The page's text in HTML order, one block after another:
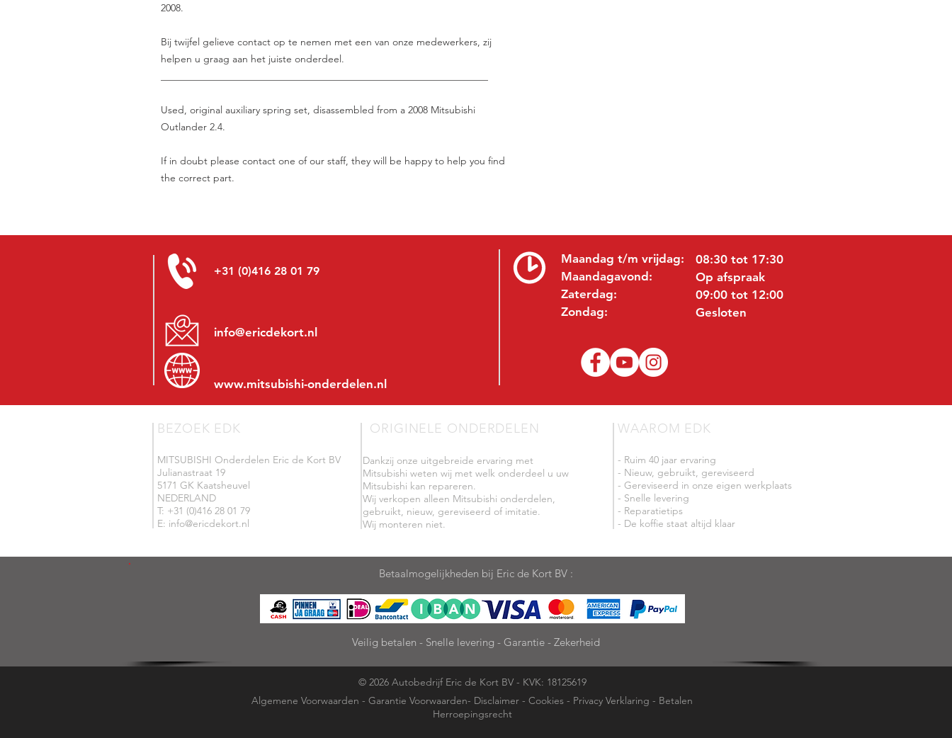
2008.
Bij twijfel gelieve contact op te nemen met een van onze medewerkers, zij
helpen u graag aan het juiste onderdeel.
Used, original auxiliary spring set, disassembled from a 2008 Mitsubishi
Outlander 2.4.
If in doubt please contact one of our staff, they will be happy to help you find
the correct part.
+31 (0)416 28 01 79
info@ericdekort.nl
www.mitsubishi-onderdelen.nl
Maandag t/m vrijdag:
Maandagavond:
Zaterdag:
Zondag:
08:30 tot 17:30
Op afspraak
09:00 tot 12:00
Gesloten
BEZOEK EDK
MITSUBISHI Onderdelen Eric de Kort BV
Julianastraat 19
5171 GK Kaatsheuvel
NEDERLAND
T: +31 (0)416 28 01 79
E: info@ericdekort.nl
ORIGINELE ONDERDELEN
Dankzij onze uitgebreide ervaring met
Mitsubishi weten wij met welk onderdeel u uw
Mitsubishi kan repareren.
Wij verkopen alleen Mitsubishi onderdelen,
gebruikt, nieuw, gereviseerd of imitatie.
Wij monteren niet.
WAAROM EDK
- Ruim 40 jaar ervaring
- Nieuw, gebruikt, gereviseerd
- Gereviseerd in onze eigen werkplaats
- Snelle levering
- Reparatietips
- De koffie staat altijd klaar
Betaalmogelijkheden bij Eric de Kort BV :
Veilig betalen - Snelle levering - Garantie - Zekerheid
© 2026 Autobedrijf Eric de Kort BV - KVK: 18125619
Algemene Voorwaarden - Garantie Voorwaarden- Disclaimer - Cookies - Privacy Verklaring - Betalen
Herroepingsrecht